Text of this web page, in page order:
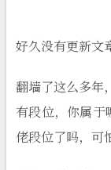
好久没有更新文
翻墙了这么多年
有段位，你属
佬段位了吗，可